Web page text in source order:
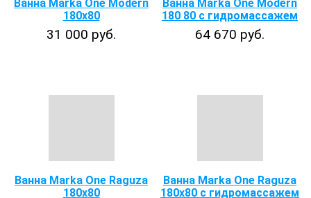
Ванна Marka One Modern
180x80
31 000 руб.
Ванна Marka One Modern
180 80 с гидромассажем
64 670 руб.
Ванна Marka One Raguza
180x80
Ванна Marka One Raguza
180x80 с гидромассажем